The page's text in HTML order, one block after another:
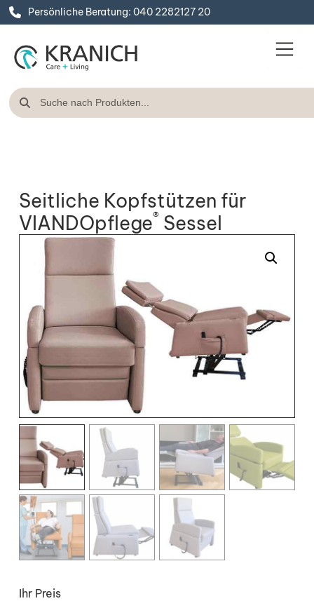
Persönliche Beratung: 040 2282127 20
Seitliche Kopfstützen für
VIANDOpflege® Sessel
Ihr Preis